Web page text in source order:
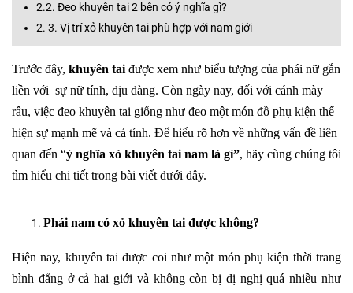
2.2. Đeo khuyên tai 2 bên có ý nghĩa gì?
2. 3. Vị trí xỏ khuyên tai phù hợp với nam giới
Trước đây, khuyên tai được xem như biểu tượng của phái nữ gắn
liền với sự nữ tính, dịu dàng. Còn ngày nay, đối với cánh mày
râu, việc đeo khuyên tai giống như đeo một món đồ phụ kiện thể
hiện sự mạnh mẽ và cá tính. Để hiểu rõ hơn về những vấn đề liên
quan đến “ý nghĩa xỏ khuyên tai nam là gì”, hãy cùng chúng tôi
tìm hiểu chi tiết trong bài viết dưới đây.
Phái nam có xỏ khuyên tai được không?
Hiện nay, khuyên tai được coi như một món phụ kiện thời trang
bình đẳng ở cả hai giới và không còn bị dị nghị quá nhiều như